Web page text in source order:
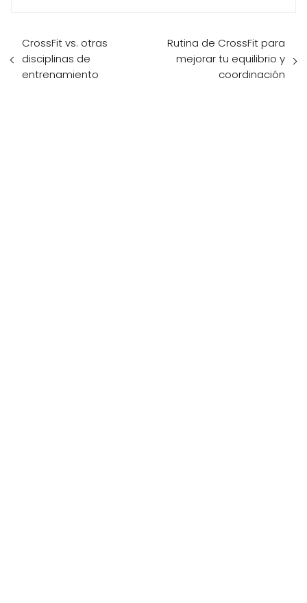
CrossFit vs. otras
disciplinas de
entrenamiento
Rutina de CrossFit para
mejorar tu equilibrio y
coordinación